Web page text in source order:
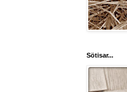
Sötisar...